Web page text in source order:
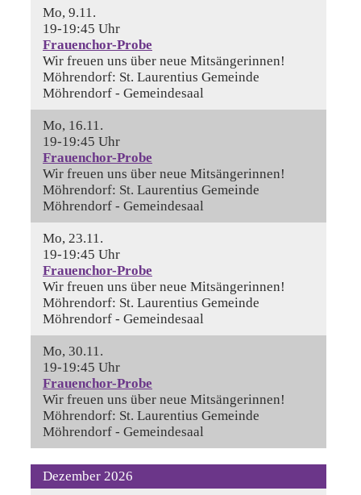
Mo, 9.11.
19-19:45 Uhr
Frauenchor-Probe
Wir freuen uns über neue Mitsängerinnen!
Möhrendorf: St. Laurentius Gemeinde
Möhrendorf - Gemeindesaal
Mo, 16.11.
19-19:45 Uhr
Frauenchor-Probe
Wir freuen uns über neue Mitsängerinnen!
Möhrendorf: St. Laurentius Gemeinde
Möhrendorf - Gemeindesaal
Mo, 23.11.
19-19:45 Uhr
Frauenchor-Probe
Wir freuen uns über neue Mitsängerinnen!
Möhrendorf: St. Laurentius Gemeinde
Möhrendorf - Gemeindesaal
Mo, 30.11.
19-19:45 Uhr
Frauenchor-Probe
Wir freuen uns über neue Mitsängerinnen!
Möhrendorf: St. Laurentius Gemeinde
Möhrendorf - Gemeindesaal
Dezember 2026